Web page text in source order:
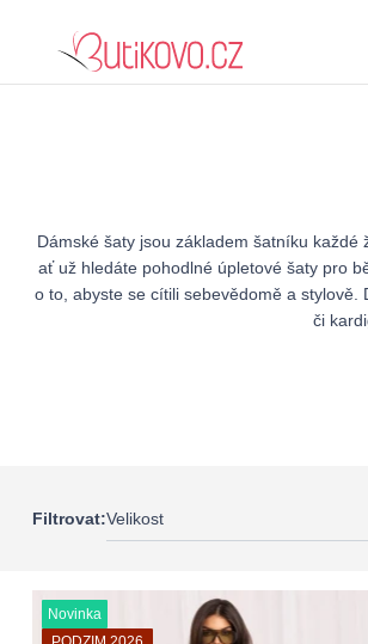
Dámské šaty jsou základem šatníku
ať už hledáte pohodlné úpletové šaty pro
o to, abyste se cítili sebevědomě a
či
Filtrovat:Velikost
Novinka